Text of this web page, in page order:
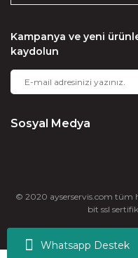
Whatsapp Destek
Kampanya ve yeni
kaydolun
Sosyal Medya
© 2020 ayserservis.com tüm
bit ssl